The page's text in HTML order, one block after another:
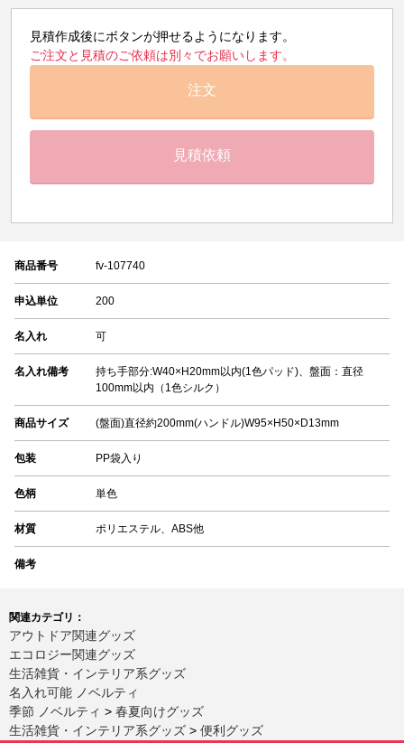
見積作成後にボタンが押せるようになります。
ご注文と見積のご依頼は別々でお願いします。
注文
見積依頼
商品番号 fv-107740
申込単位 200
名入れ 可
名入れ備考
持ち手部分:W40×H20mm以内(1色パッド)、盤面：直径
100mm以内（1色シルク）
商品サイズ (盤面)直径約200mm(ハンドル)W95×H50×D13mm
包装 PP袋入り
色柄 単色
材質 ポリエステル、ABS他
備考
関連カテゴリ：
アウトドア関連グッズ
エコロジー関連グッズ
生活雑貨・インテリア系グッズ
名入れ可能 ノベルティ
季節 ノベルティ > 春夏向けグッズ
生活雑貨・インテリア系グッズ > 便利グッズ